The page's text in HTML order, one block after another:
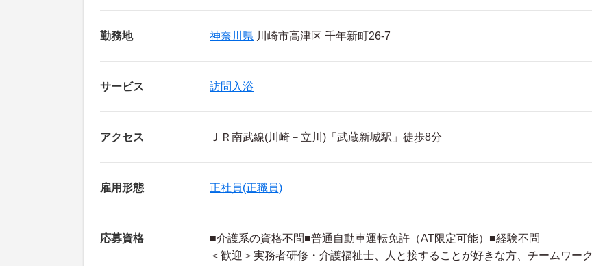
勤務地 神奈川県 川崎市高津区 千年新町26-7
サービス 訪問入浴
アクセス ＪＲ南武線(川崎－立川)「武蔵新城駅」徒歩8分
雇用形態 正社員(正職員)
応募資格
■介護系の資格不問■普通自動車運転免許（AT限定可能）■経験不問
＜歓迎＞実務者研修・介護福祉士、人と接することが好きな方、チームワーク